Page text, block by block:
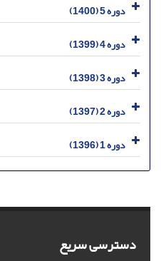
دوره 5 (1400)
دوره 4 (1399)
دوره 3 (1398)
دوره 2 (1397)
دوره 1 (1396)
دسترسی سریع